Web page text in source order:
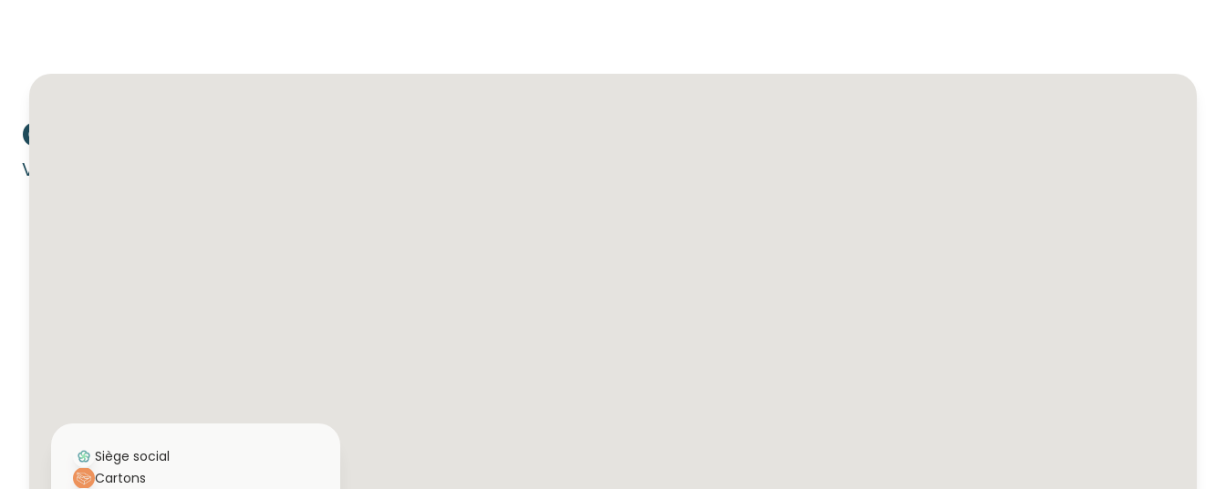
OÙ NOUS TROUVER
Vous trouverez ci-dessous nos sites par caractéristique, par pays ou par nom.
Siège social
Cartons